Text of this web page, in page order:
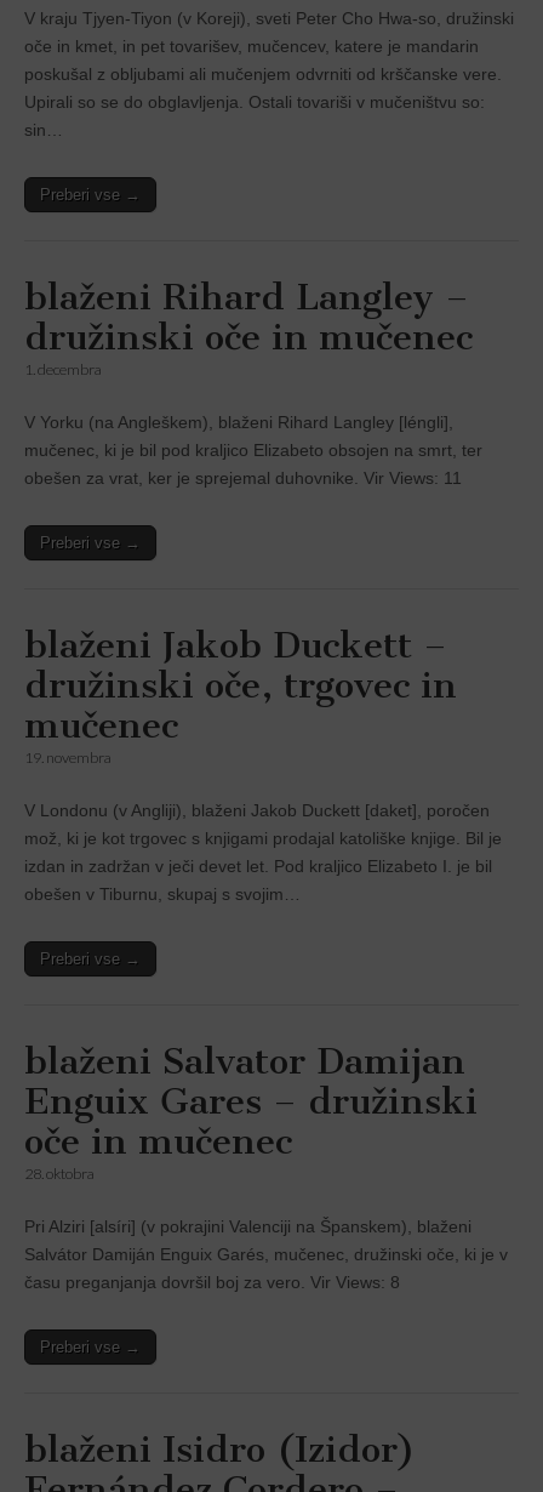
V kraju Tjyen-Tiyon (v Koreji), sveti Peter Cho Hwa-so, družinski
oče in kmet, in pet tovarišev, mučencev, katere je mandarin
poskušal z obljubami ali mučenjem odvrniti od krščanske vere.
Upirali so se do obglavljenja. Ostali tovariši v mučeništvu so:
sin…
Preberi vse →
blaženi Rihard Langley –
družinski oče in mučenec
1. decembra
V Yorku (na Angleškem), blaženi Rihard Langley [léngli],
mučenec, ki je bil pod kraljico Elizabeto obsojen na smrt, ter
obešen za vrat, ker je sprejemal duhovnike. Vir Views: 11
Preberi vse →
blaženi Jakob Duckett –
družinski oče, trgovec in
mučenec
19. novembra
V Londonu (v Anglĳi), blaženi Jakob Duckett [daket], poročen
mož, ki je kot trgovec s knjigami prodajal katoliške knjige. Bil je
izdan in zadržan v ječi devet let. Pod kraljico Elizabeto I. je bil
obešen v Tiburnu, skupaj s svojim…
Preberi vse →
blaženi Salvator Damijan
Enguix Gares – družinski
oče in mučenec
28. oktobra
Pri Alziri [alsíri] (v pokrajini Valencĳi na Španskem), blaženi
Salvátor Damiján Enguix Garés, mučenec, družinski oče, ki je v
času preganjanja dovršil boj za vero. Vir Views: 8
Preberi vse →
blaženi Isidro (Izidor)